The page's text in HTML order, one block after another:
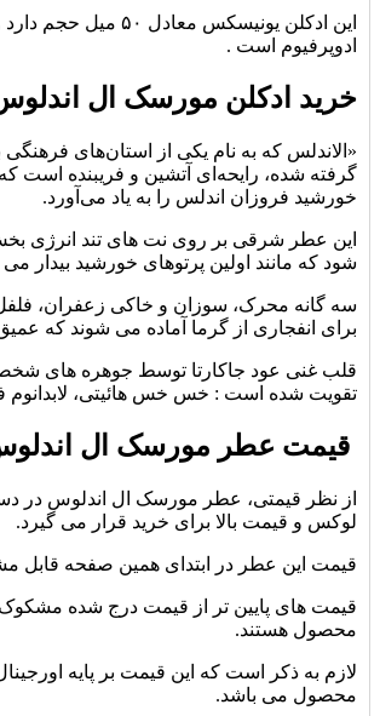
این ادکلن یونیسکس معادل
ادوپرفیوم است .
خرید ادکلن مورسک ال
«الاندلس که به نام یکی از استان‌های فرهنگی
گرفته شده، رایحه‌ای آتشین و فریبنده است
خورشید فروزان اندلس را به یاد می‌آورد.
این عطر شرقی بر روی نت های تند انرژی
شود که مانند اولین پرتوهای خورشید بیدار
سه گانه محرک، سوزان و خاکی زعفران،
برای انفجاری از گرما آماده می شوند که
قلب غنی عود جاکارتا توسط جوهره های
تقویت شده است : خس خس هائیتی،
قیمت عطر مورسک ال
از نظر قیمتی، عطر مورسک ال اندلوس در
لوکس و قیمت بالا برای خرید قرار می گیرد.
قیمت این عطر در ابتدای همین صفحه قابل
قیمت های پایین تر از قیمت درج شده مشکوک
محصول هستند.
لازم به ذکر است که این قیمت بر پایه
محصول می باشد.